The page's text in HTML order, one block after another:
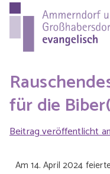
für die
Beitrag veröffentlicht
Am 14. April 2024